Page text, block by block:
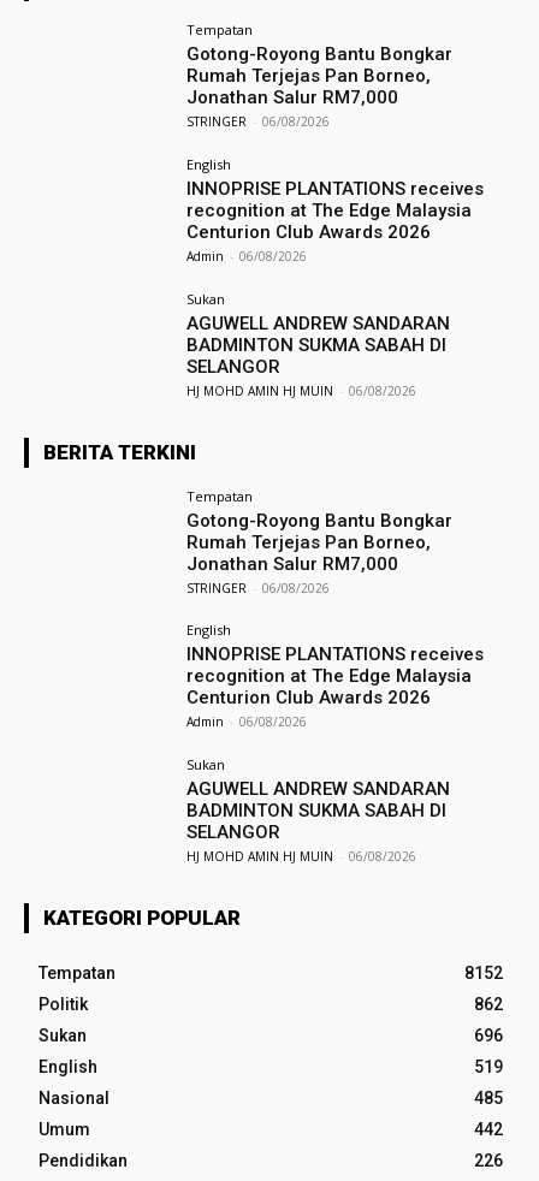
Tempatan
Gotong-Royong Bantu Bongkar
Rumah Terjejas Pan Borneo,
Jonathan Salur RM7,000
STRINGER - 06/08/2026
English
INNOPRISE PLANTATIONS receives
recognition at The Edge Malaysia
Centurion Club Awards 2026
Admin - 06/08/2026
Sukan
AGUWELL ANDREW SANDARAN
BADMINTON SUKMA SABAH DI
SELANGOR
HJ MOHD AMIN HJ MUIN - 06/08/2026
BERITA TERKINI
Tempatan
Gotong-Royong Bantu Bongkar
Rumah Terjejas Pan Borneo,
Jonathan Salur RM7,000
STRINGER - 06/08/2026
English
INNOPRISE PLANTATIONS receives
recognition at The Edge Malaysia
Centurion Club Awards 2026
Admin - 06/08/2026
Sukan
AGUWELL ANDREW SANDARAN
BADMINTON SUKMA SABAH DI
SELANGOR
HJ MOHD AMIN HJ MUIN - 06/08/2026
KATEGORI POPULAR
Tempatan
8152
Politik
862
Sukan
696
English
519
Nasional
485
Umum
442
Pendidikan
226